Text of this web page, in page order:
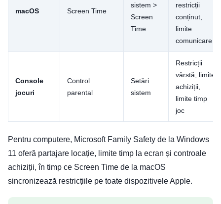
macOS Screen Time
sistem >
Screen
Time
restricții
conținut,
limite
comunicare
Console
jocuri
Control
parental
Setări
sistem
Restricții
vârstă, limite
achiziții,
limite timp
joc
Pentru computere, Microsoft Family Safety de la Windows
11 oferă partajare locație, limite timp la ecran și controale
achiziții, în timp ce Screen Time de la macOS
sincronizează restricțiile pe toate dispozitivele Apple.